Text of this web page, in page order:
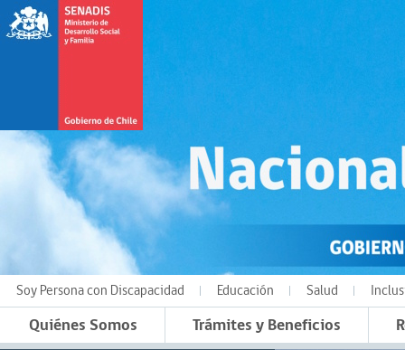
Soy Persona con Discapacidad Educación Salud
Quiénes Somos Trámites y Beneficios